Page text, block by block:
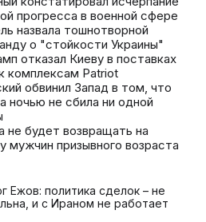
прогресса в военной сфере
назвала тошнотворной
о "стойкости Украины"
отказал Киеву в поставках
комплексам Patriot
обвинил Запад в том, что
ночью не сбила ни одной
не будет возвращать на
мужчин призывного возраста
Ежов: политика сделок – не
и с Ираном не работает